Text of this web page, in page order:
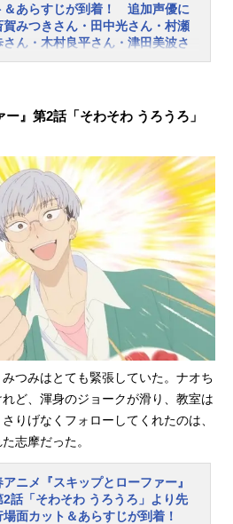
ン・総作画監督：梅下麻奈未総作
監督：井川麗奈プロップ設定：...
＆あらすじが到着！ 追加声優に
賀みつきさん・田中光さん・村瀬
さん・木村良平さん・津田美波さ
決定、コメントも到着
とローファー』がアニメ化！ 202
始、DMMTVにて地上波放送同時先
配信となります。このたび、第1話
ピカピカ」より先行場面カット＆
らすじが到着。追加声優に斎賀み
きさん・田中光さん・村瀬歩さ
・木村良平さん・津田美波さんが
定し、コメントも到着。番宣CMも
開されました。第1話「ピカピカ」
らすじ入学式の朝、今日はカンペ
な一日になると自信まんまんのみ
みだったけれど、電車を乗り間違
、満員電車に巻き込まれ、完全に
子に……。駅で深く落ちこむみつ
に声をかけてくれたのは、同じ高
の制服を着た志摩だった。スタッ
：出合小都美総作画監督：梅下麻
未作画監督：井上裕亮番宣CMを公
！ 2023年4月からTOKYOMXほ
ー』第2話「そわそわ うろうろ」
つみはとても緊張していた。ナオち
ど、渾身のジョークが滑り、教室は
りげなくフォローしてくれたのは、
志摩だった。
アニメ『スキップとローファー』
2話「そわそわ うろうろ」より先
場面カット＆あらすじが到着！